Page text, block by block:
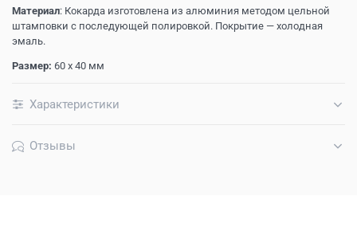
Материал: Кокарда изготовлена из алюминия методом цельной
штамповки с последующей полировкой. Покрытие — холодная
эмаль.
Размер: 60 х 40 мм
Характеристики
Отзывы